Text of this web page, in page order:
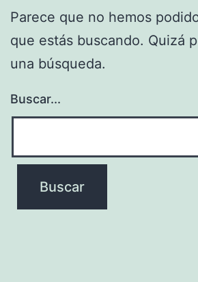
Parece que no hemos
que estás buscando. Quizá
una búsqueda.
Buscar...